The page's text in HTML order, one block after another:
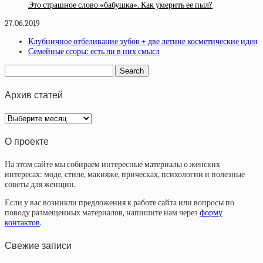
Это страшное слово «бабушка». Как умерить ее пыл?
27.06.2019
Клубничное отбеливание зубов + две летние косметические идеи
Семейные ссоры: есть ли в них смысл
Архив статей
Архив
статей
О проекте
На этом сайте мы собираем интересные материалы о женских
интересах: моде, стиле, макияже, прическах, психологии и полезные
советы для женщин.
Если у вас возникли предложения к работе сайта или вопросы по
поводу размещенных материалов, напишите нам через форму
контактов.
Свежие записи